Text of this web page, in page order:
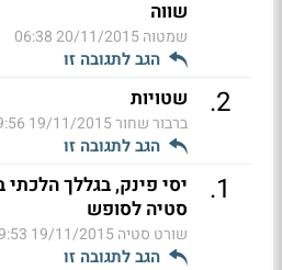
שווה
שמטוה20/11/2015 06:38
הגב לתגובה זו
2
. שטויות
ברבור שחור19/11/2015 19:56
הגב לתגובה זו
1
.
יסי פינק, בגללך הלכתי
סטיה לסופש
שורט סטיה19/11/2015 19:53
הגב לתגובה זו